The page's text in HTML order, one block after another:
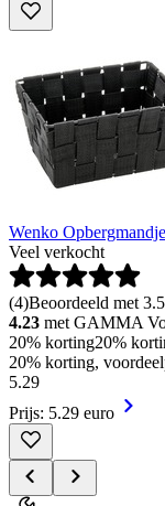
Wenko
Veel verkocht
(4)Beoordeeld met
4.23 met GAMMA
20% korting20%
20% korting,
5.29
Prijs: 5.29 euro